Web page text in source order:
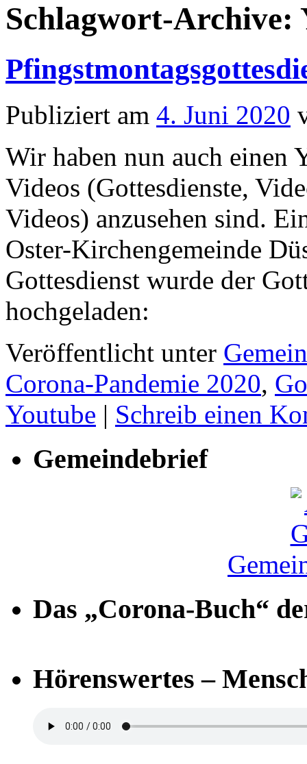
Schlagwort-Archive:
Publiziert am 4. Juni 2020
Wir haben nun auch einen
Videos (Gottesdienste,
Videos) anzusehen sind.
Oster-Kirchengemeinde
Gottesdienst wurde der
hochgeladen:
Veröffentlicht unter
Corona-Pandemie 2020,
Youtube | Schreib einen
Gemeindebrief
Das „Corona-Buch“
Hörenswertes –